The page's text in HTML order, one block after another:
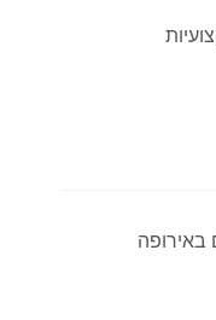
באירופה